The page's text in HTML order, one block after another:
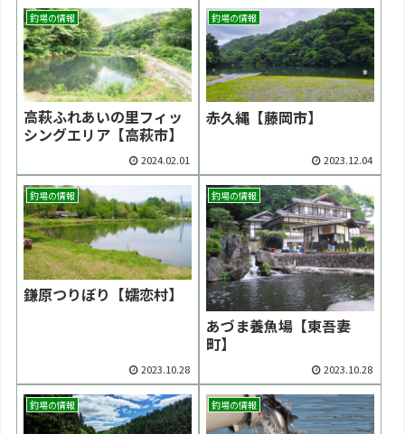
釣場の情報
高萩ふれあいの里フィッ
シングエリア【高萩市】
2024.02.01
釣場の情報
赤久縄【藤岡市】
2023.12.04
釣場の情報
鎌原つりぼり【嬬恋村】
2023.10.28
釣場の情報
あづま養魚場【東吾妻
町】
2023.10.28
釣場の情報 釣場の情報